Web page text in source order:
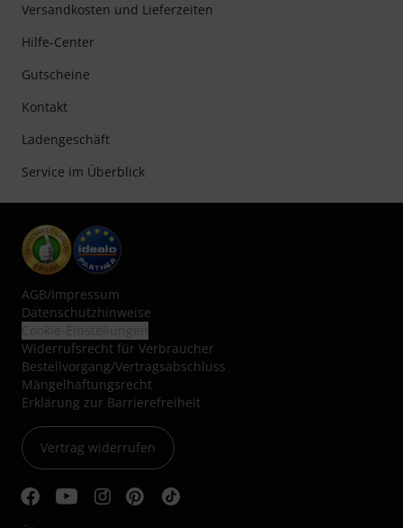
Versandkosten und Lieferzeiten
Hilfe-Center
Gutscheine
Kontakt
Ladengeschäft
Service im Überblick
AGB/Impressum
Datenschutzhinweise
Widerrufsrecht für Verbraucher
Bestellvorgang/Vertragsabschluss
Mängelhaftungsrecht
Erklärung zur Barrierefreiheit
Vertrag widerrufen